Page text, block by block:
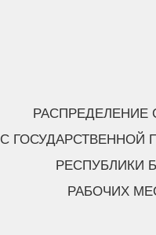
РАСПРЕДЕЛЕНИЕ
С ГОСУДАРСТВЕННОЙ
РЕСПУБЛИКИ
РАБОЧИХ